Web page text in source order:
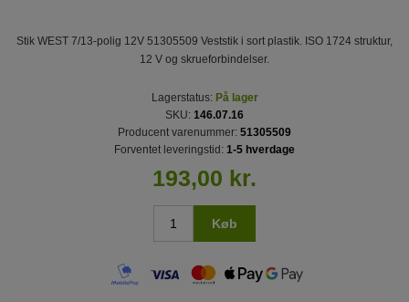
Stik WEST 7/13-polig 12V 51305509 Veststik i sort plastik. ISO 1724 struktur,
12 V og skrueforbindelser.
Lagerstatus: På lager
SKU: 146.07.16
Producent varenummer: 51305509
Forventet leveringstid: 1-5 hverdage
193,00 kr.
Køb